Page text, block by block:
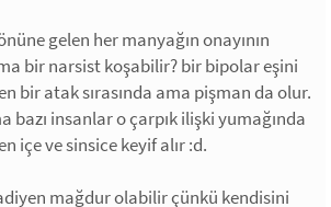
gelen her manyağın onayının
bir narsist koşabilir? bir bipolar eşini
bir atak sırasında ama pişman da olur.
bazı insanlar o çarpık ilişki yumağında
içe ve sinsice keyif alır :d.
mağdur olabilir çünkü kendisini